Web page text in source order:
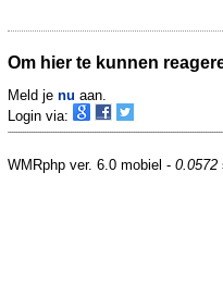
Om hier te kunnen
Meld je nu aan.
Login via:
WMRphp ver. 6.0 mobiel - 0.0572